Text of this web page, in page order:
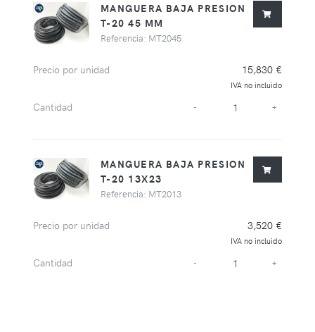
MANGUERA BAJA PRESION
T-20 45 MM
Referencia: MT2045
Precio por unidad 15,830 €
IVA no incluido
Cantidad - +
MANGUERA BAJA PRESION
T-20 13X23
Referencia: MT2013
Precio por unidad 3,520 €
IVA no incluido
Cantidad - +